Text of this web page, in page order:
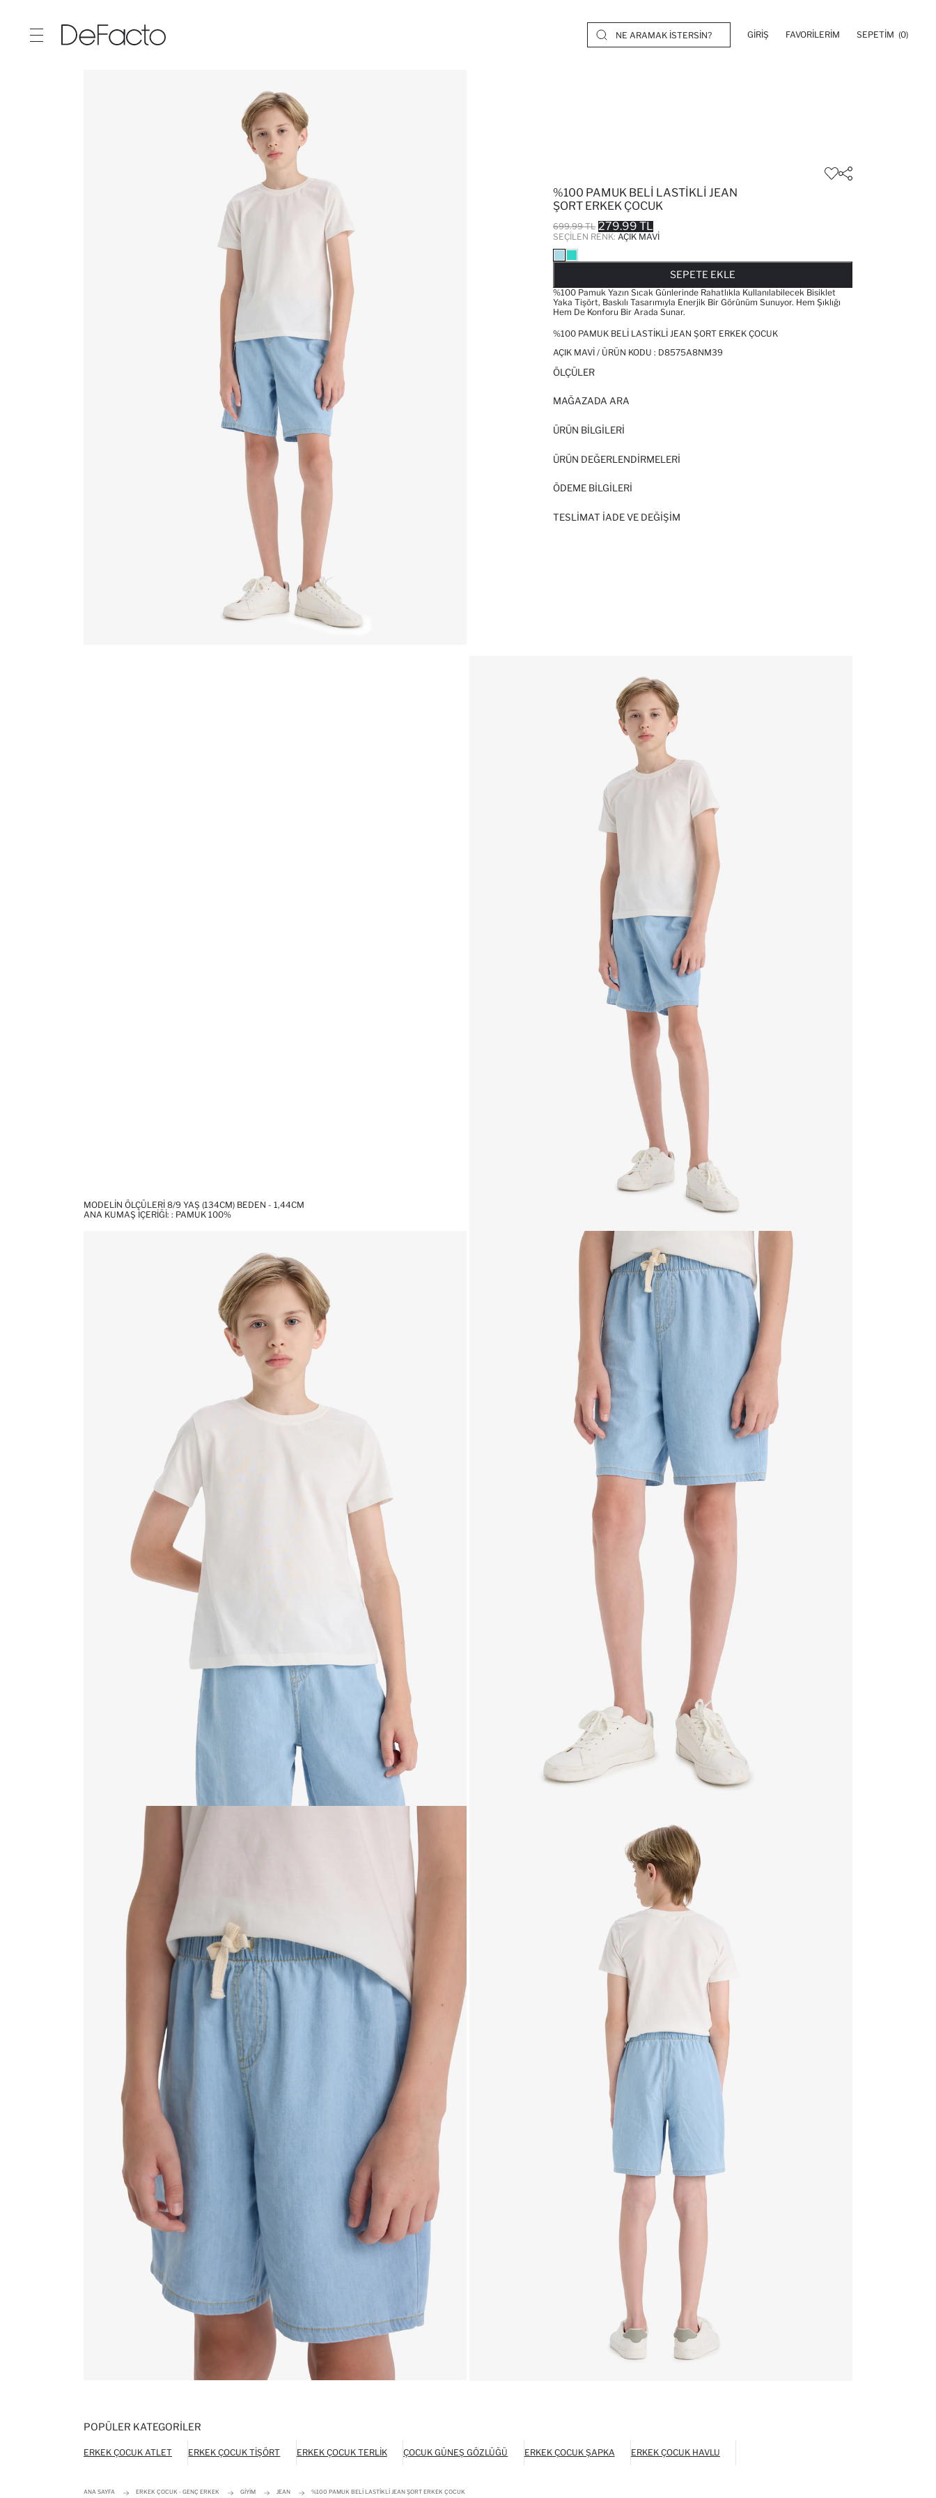
GIRIŞ FAVORILERIM SEPETIM (0)
%100 PAMUK BELI LASTIKLI JEAN
ŞORT ERKEK ÇOCUK
699.99 TL 279.99 TL
SEÇILEN RENK: AÇIK MAVI
SEPETE EKLE
%100 Pamuk Yazın Sıcak Günlerinde Rahatlıkla Kullanılabilecek Bisiklet
Yaka Tişört, Baskılı Tasarımıyla Enerjik Bir Görünüm Sunuyor. Hem Şıklığı
Hem De Konforu Bir Arada Sunar.
%100 PAMUK BELI LASTIKLI JEAN ŞORT ERKEK ÇOCUK
AÇIK MAVI / ÜRÜN KODU : D8575A8NM39
ÖLÇÜLER
MAĞAZADA ARA
ÜRÜN BILGILERI
ÜRÜN DEĞERLENDİRMELERİ
ÖDEME BİLGİLERİ
TESLIMAT İADE VE DEĞIŞIM
MODELIN ÖLÇÜLERI 8/9 YAŞ (134CM) BEDEN - 1,44CM
ANA KUMAŞ İÇERIĞI: : PAMUK 100%
POPÜLER KATEGORILER
ERKEK ÇOCUK ATLET ERKEK ÇOCUK TIŞÖRT ERKEK ÇOCUK TERLIK ÇOCUK GÜNEŞ GÖZLÜĞÜ ERKEK ÇOCUK ŞAPKA ERKEK ÇOCUK HAVLU
ANA SAYFA ERKEK ÇOCUK - GENÇ ERKEK GIYIM JEAN %100 PAMUK BELI LASTIKLI JEAN ŞORT ERKEK ÇOCUK